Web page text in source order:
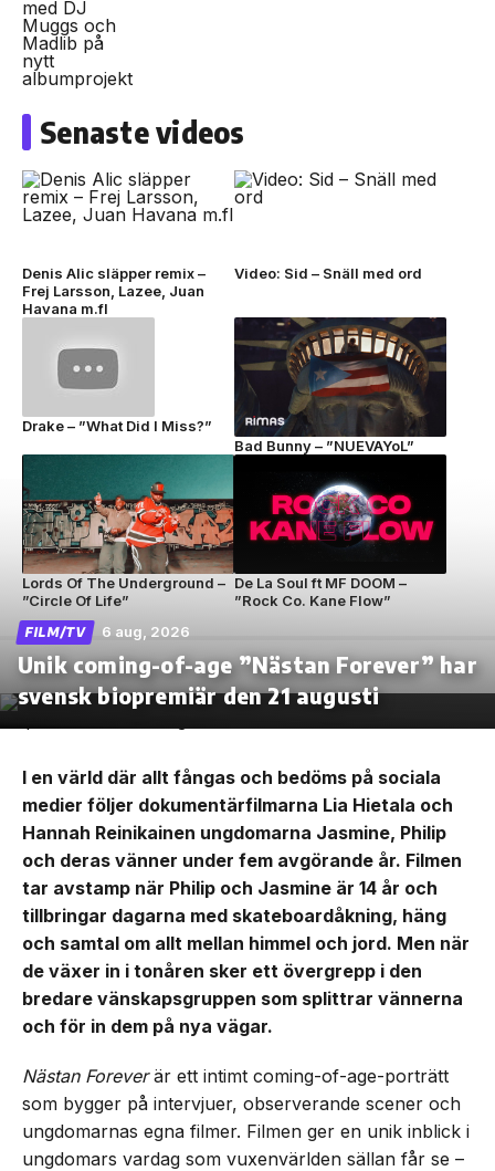
Senaste videos
Denis Alic släpper remix –
Frej Larsson, Lazee, Juan
Havana m.fl
Video: Sid – Snäll med ord
Drake – ”What Did I Miss?”
Bad Bunny – ”NUEVAYoL”
Lords Of The Underground –
”Circle Of Life”
De La Soul ft MF DOOM –
”Rock Co. Kane Flow”
FILM/TV 6 aug, 2026
Unik coming-of-age ”Nästan Forever” har
svensk biopremiär den 21 augusti
I en värld där allt fångas och bedöms på sociala
medier följer dokumentärfilmarna Lia Hietala och
Hannah Reinikainen ungdomarna Jasmine, Philip
och deras vänner under fem avgörande år. Filmen
tar avstamp när Philip och Jasmine är 14 år och
tillbringar dagarna med skateboardåkning, häng
och samtal om allt mellan himmel och jord. Men när
de växer in i tonåren sker ett övergrepp i den
bredare vänskapsgruppen som splittrar vännerna
och för in dem på nya vägar.
Nästan Foreverär ett intimt coming-of-age-porträtt
som bygger på intervjuer, observerande scener och
ungdomarnas egna filmer. Filmen ger en unik inblick i
ungdomars vardag som vuxenvärlden sällan får se –